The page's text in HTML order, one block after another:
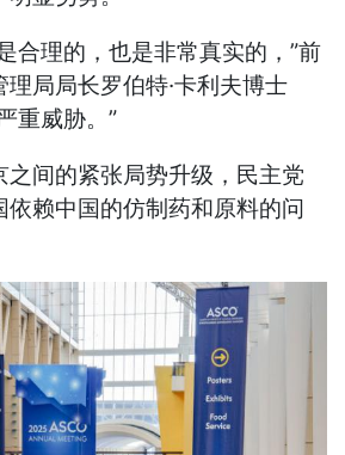
合理的，也是非常真实的，”前
局局长罗伯特·卡利夫博士
重威胁。”
之间的紧张局势升级，民主党
依赖中国的仿制药和原料的问